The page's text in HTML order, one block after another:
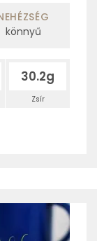
könnyű
30.2g
Zsír